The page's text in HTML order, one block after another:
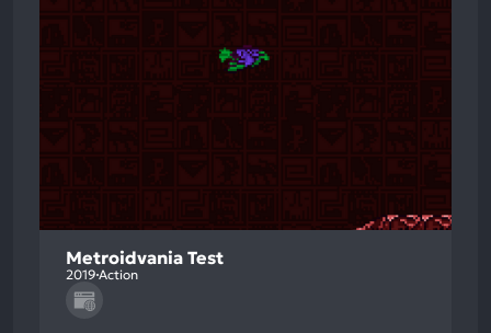
Metroidvania Test
2019 Action